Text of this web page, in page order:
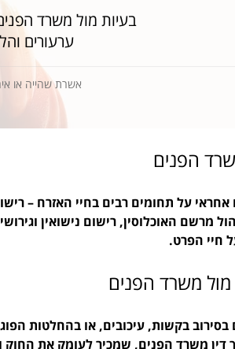
בעיות מול משרד
ערעורים
אשרת שהייה או
הפנים
על תחומים רבים בחיי האזרח –
מרשם האוכלוסין, רישום נישואין
חיי הפרט.
משרד הפנים
בסירוב בקשות, עיכובים, או בהחלטות
דין משרד הפנים, שמכיר לעומק את